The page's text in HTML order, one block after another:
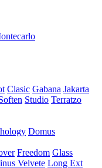
Clasic Gabana Jakarta
Studio Terratzo
Domus
Freedom Glass
Velvete Long Ext